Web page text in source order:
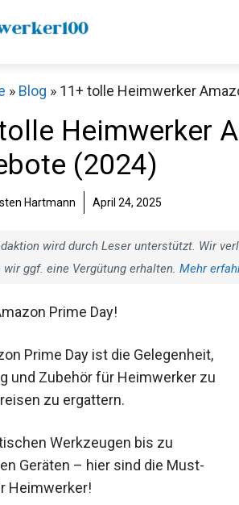
» Blog » 11+ tolle Heimwerker
Heimwerker
(2024)
Hartmann April 24, 2025
wird durch Leser unterstützt. Wir
wir ggf. eine Vergütung erhalten. Mehr
Prime Day!
Prime Day ist die Gelegenheit,
und Zubehör für Heimwerker zu
zu ergattern.
Werkzeugen bis zu
Geräten – hier sind die Must-
Heimwerker!